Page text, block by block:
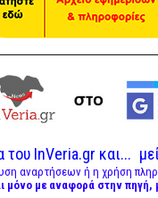
του InVeria.gr και...
αναρτήσεων ή η χρήση
μόνο με αναφορά στην